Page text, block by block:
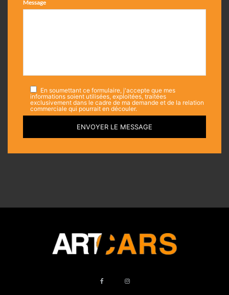
Message
En soumettant ce formulaire, j'accepte que mes
informations soient utilisées, exploitées, traitées
exclusivement dans le cadre de ma demande et de la relation
commerciale qui pourrait en découler.
ENVOYER LE MESSAGE